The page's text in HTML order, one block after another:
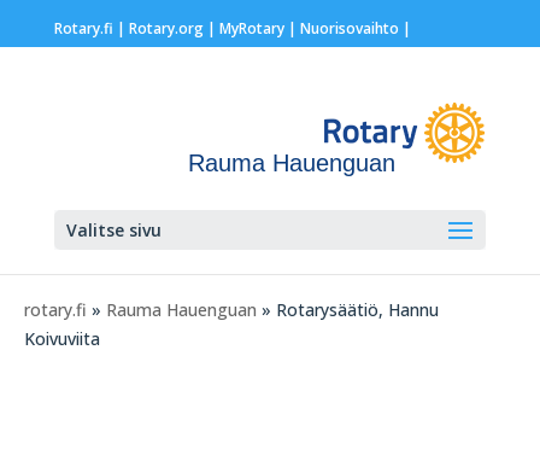
Rotary.fi | Rotary.org| MyRotary | Nuorisovaihto |
Rauma Hauenguan
Valitse sivu
rotary.fi » Rauma Hauenguan » Rotarysäätiö, Hannu
Koivuviita